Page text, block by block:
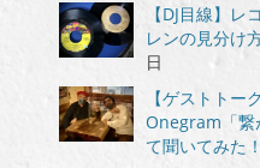
【DJ目線】
レンの見分け
日
【ゲストトー
Onegram「繋
て聞いてみた